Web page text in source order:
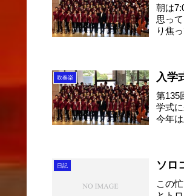
朝は
思っ
り焦
吹奏楽 入学
第135
学式
今年
日記 ソロ
この